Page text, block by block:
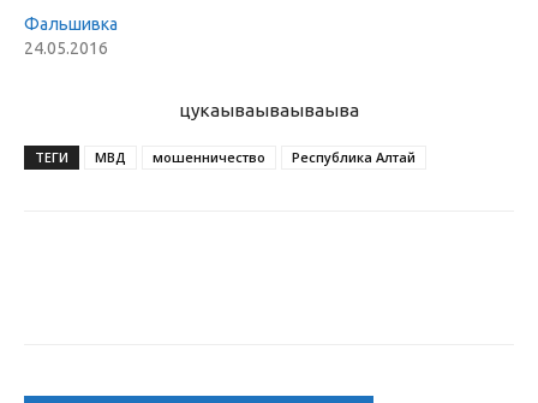
Фальшивка
24.05.2016
цукаываываываыва
ТЕГИ МВД мошенничество Республика Алтай